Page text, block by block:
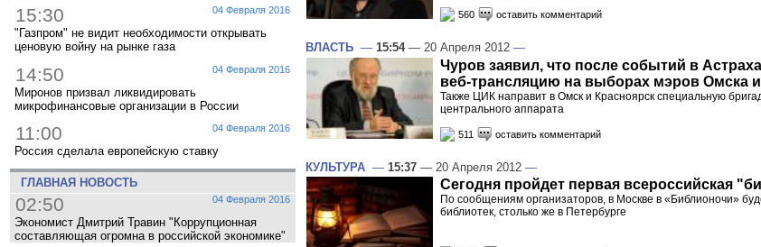
04 Февраля 2016
15:30
"Газпром" не видит необходимости открывать
ценовую войну на рынке газа
04 Февраля 2016
14:50
Миронов призвал ликвидировать
микрофинансовые организации в России
04 Февраля 2016
11:00
Россия сделала европейскую ставку
ГЛАВНАЯ НОВОСТЬ
04 Февраля 2016
02:50
Экономист Дмитрий Травин "Коррупционная
составляющая огромна в российской экономике"
560 оставить комментарий
ВЛАСТЬ — 15:54— 20 Апреля 2012 —
Чуров заявил, что после событий в
веб-трансляцию на выборах мэров Омска
Также ЦИК направит в Омск и Красноярск специальную
центрального аппарата
511 оставить комментарий
КУЛЬТУРА — 15:37 — 20 Апреля 2012 —
Сегодня пройдет первая всероссийская
По сообщениям организаторов, в Москве в «Библионочи»
библиотек, столько же в Петербурге